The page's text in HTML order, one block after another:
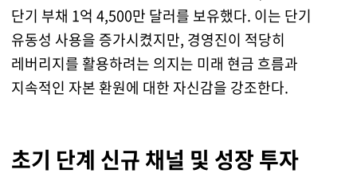
단기 부채 1억 4,500만 달러를 보유했다. 이는 단기
유동성 사용을 증가시켰지만, 경영진이 적당히
레버리지를 활용하려는 의지는 미래 현금 흐름과
지속적인 자본 환원에 대한 자신감을 강조한다.
초기 단계 신규 채널 및 성장 투자